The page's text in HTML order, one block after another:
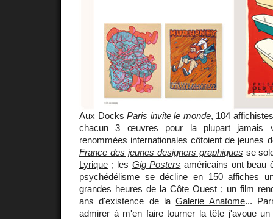
Aux DocksParis invite le monde, 104
chacun 3 œuvres pour la plupart jamais
renommées internationales côtoient de jeunes
France des jeunes designers graphiques se
Lyrique ; les Gig Posters américains ont beau
psychédélisme se décline en 150 affiches
grandes heures de la Côte Ouest ; un film
ans d'existence de laGalerie Anatome...
admirer à m'en faire tourner la tête j'avoue